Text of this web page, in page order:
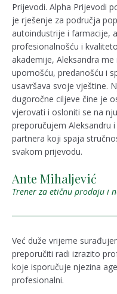
Prijevodi. Alpha Prijevodi
je rješenje za područja
autoindustrije i farmacije,
profesionalnošću i
akademije, Aleksandra
upornošću, predanošću i
usavršava svoje vještine.
dugoročne ciljeve čine je
vjerovati i osloniti se na
preporučujem Aleksandru
partnera koji spaja
svakom prijevodu.
Ante Mihaljević
Trener za etičnu prodaju i
Već duže vrijeme
preporučiti radi izrazito
koje isporučuje njezina
profesionalni.